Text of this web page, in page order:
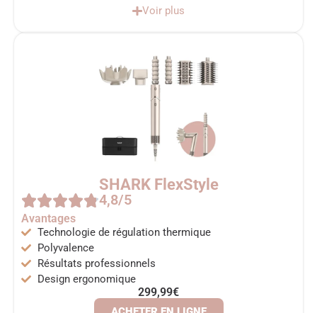
Voir plus
SHARK FlexStyle
4,8/5
Avantages
Technologie de régulation thermique
Polyvalence
Résultats professionnels
Design ergonomique
299,99€